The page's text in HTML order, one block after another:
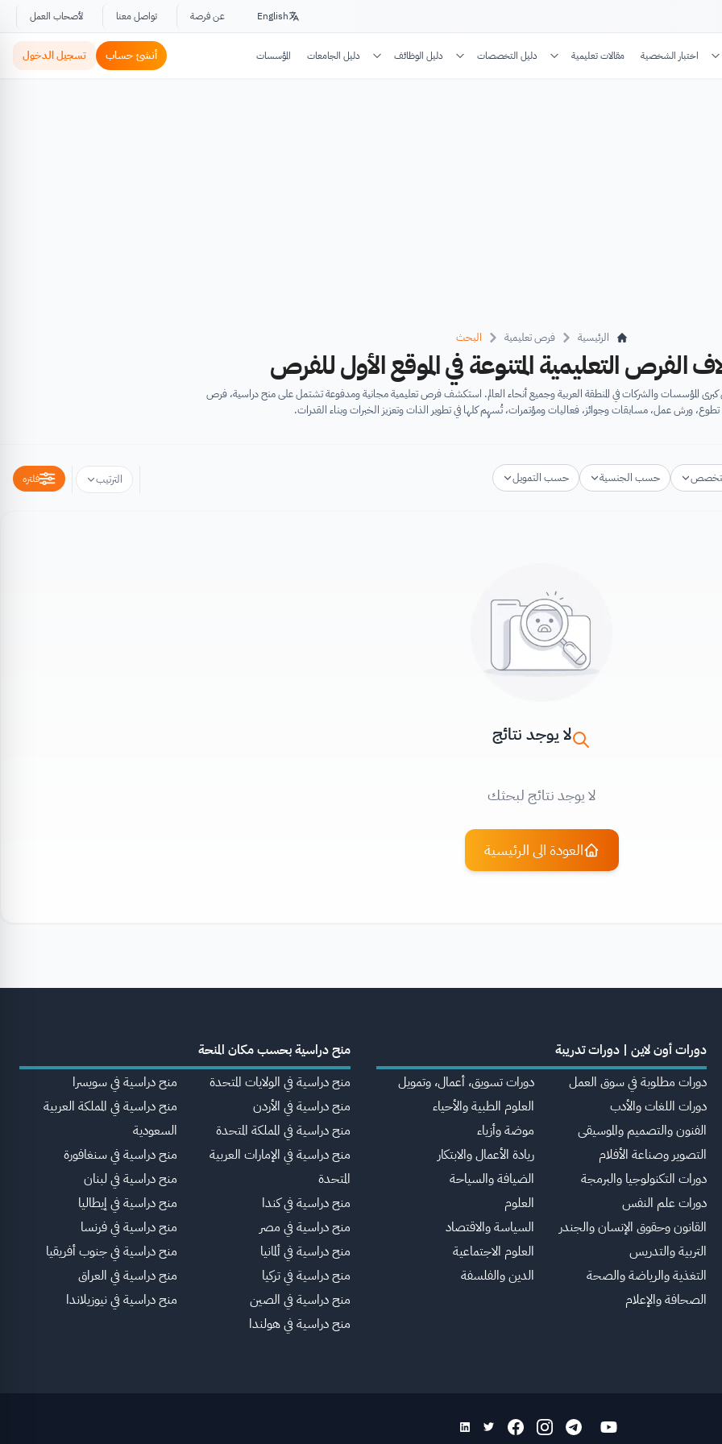
English عن فرصة تواصل معنا لأصحاب العمل
اختبار الشخصية مقالات تعليمية دليل التخصصات دليل الوظائف دليل الجامعات المؤسسات أنشئ حساب تسجيل الدخول
الرئيسية فرص تعليمية البحث
الفرص التعليمية المتنوعة في الموقع الأول للفرص
المؤسسات والشركات في المنطقة العربية وجميع أنحاء العالم. استكشف فرص تعليمية مجانية ومدفوعة تشتمل على منح دراسية، فرص
ورش عمل، مسابقات وجوائز، فعاليات ومؤتمرات، تُسهِم كلها في تطوير الذات وتعزيز الخبرات وبناء القدرات.
حسب الجنسية حسب التمويل الترتيب فلتره
لا يوجد نتائج
لا يوجد نتائج لبحثك
العودة الى الرئيسية
دورات أون لاين | دورات تدريبة
دورات مطلوبة في سوق العمل
دورات اللغات والأدب
الفنون والتصميم والموسيقى
التصوير وصناعة الأفلام
دورات التكنولوجيا والبرمجة
دورات علم النفس
القانون وحقوق الإنسان والجندر
التربية والتدريس
التغذية والرياضة والصحة
الصحافة والإعلام
دورات تسويق، أعمال، وتمويل
العلوم الطبية والأحياء
موضة وأزياء
ريادة الأعمال والابتكار
الضيافة والسياحة
العلوم
السياسة والاقتصاد
العلوم الاجتماعية
الدين والفلسفة
منح دراسية بحسب مكان المنحة
منح دراسية في الولايات المتحدة
منح دراسية في الأردن
منح دراسية في المملكة المتحدة
منح دراسية في الإمارات العربية
المتحدة
منح دراسية في كندا
منح دراسية في مصر
منح دراسية في ألمانيا
منح دراسية في تركيا
منح دراسية في الصين
منح دراسية في هولندا
منح دراسية في سويسرا
منح دراسية في المملكة العربية
السعودية
منح دراسية في سنغافورة
منح دراسية في لبنان
منح دراسية في إيطاليا
منح دراسية في فرنسا
منح دراسية في جنوب أفريقيا
منح دراسية في العراق
منح دراسية في نيوزيلاندا